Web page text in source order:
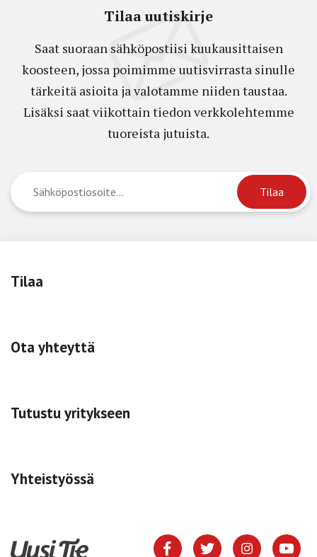
Tilaa uutiskirje
Saat suoraan sähköpostiisi kuukausittaisen
koosteen, jossa poimimme uutisvirrasta sinulle
tärkeitä asioita ja valotamme niiden taustaa.
Lisäksi saat viikottain tiedon verkkolehtemme
tuoreista jutuista.
Tilaa
Ota yhteyttä
Tutustu yritykseen
Yhteistyössä